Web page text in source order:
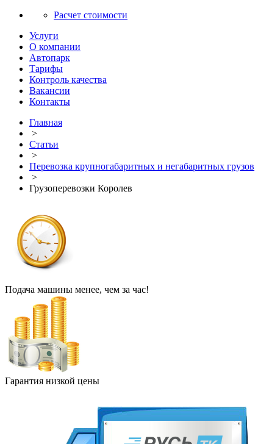
Расчет стоимости
Услуги
О компании
Автопарк
Тарифы
Контроль качества
Вакансии
Контакты
Главная
>
Статьи
>
Перевозка крупногабаритных и негабаритных грузов
>
Грузоперевозки Королев
Подача машины менее, чем за час!
Гарантия низкой цены